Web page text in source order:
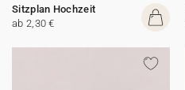
Sitzplan Hochzeit
ab 2,30 €